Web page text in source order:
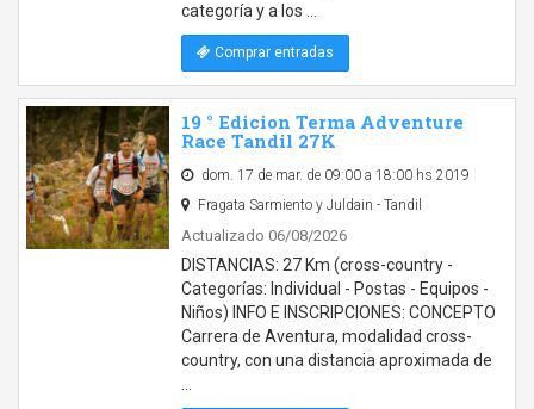
categoría y a los …
Comprar entradas
19 ° Edicion Terma Adventure
Race Tandil 27K
dom. 17 de mar. de 09:00 a 18:00 hs 2019
Fragata Sarmiento y Juldain - Tandil
Actualizado 06/08/2026
DISTANCIAS: 27 Km (cross-country -
Categorías: Individual - Postas - Equipos -
Niños) INFO E INSCRIPCIONES: CONCEPTO
Carrera de Aventura, modalidad cross-
country, con una distancia aproximada de